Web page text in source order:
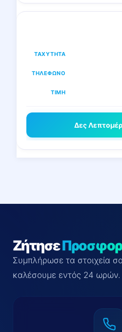
Δες
Ζήτησε
Συμπλήρωσε τα στοιχεία
καλέσουμε εντός 24 ωρών.